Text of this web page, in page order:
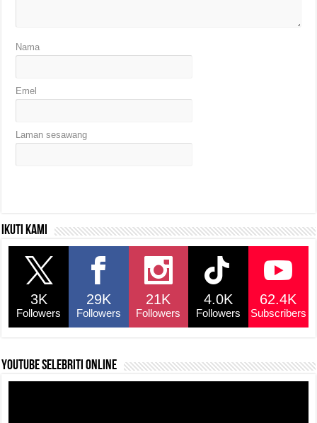
Nama
Emel
Laman sesawang
Ikuti kami
3K
Followers
29K
Followers
21K
Followers
4.0K
Followers
62.4K
Subscribers
YouTube selebriti online